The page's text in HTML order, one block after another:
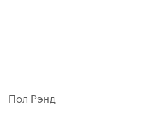
Пол Рэнд